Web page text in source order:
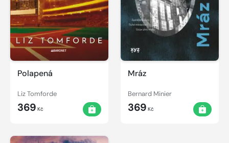
Polapená
Liz Tomforde
369 Kč
Mráz
Bernard Minier
369 Kč